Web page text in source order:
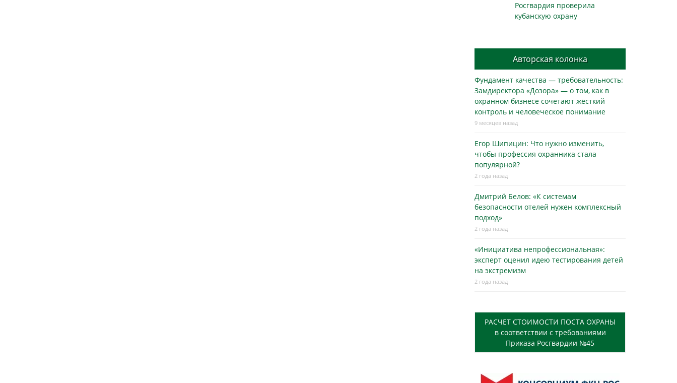
Росгвардия проверила
кубанскую охрану
Авторская колонка
Фундамент качества — требовательность:
Замдиректора «Дозора» — о том, как в
охранном бизнесe сочетают жёсткий
контроль и человеческое понимание
9 месяцев назад
Егор Шипицин: Что нужно изменить,
чтобы профессия охранника стала
популярной?
2 года назад
Дмитрий Белов: «К системам
безопасности отелей нужен комплексный
подход»
2 года назад
«Инициатива непрофессиональная»:
эксперт оценил идею тестирования детей
на экстремизм
2 года назад
РАСЧЕТ СТОИМОСТИ ПОСТА ОХРАНЫ
в соответствии с требованиями
Приказа Росгвардии №45